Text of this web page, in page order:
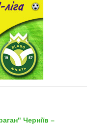
Черніїв –